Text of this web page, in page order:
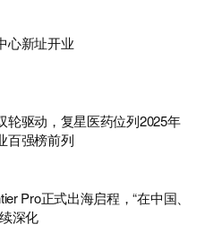
心新址开业
轮驱动，复星医药位列2025年
百强榜前列
Pro正式出海启程，“在中国、
深化